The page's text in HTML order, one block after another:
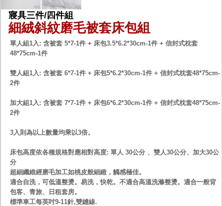
寢具三件/四件組
細絨斜紋磨毛被套床包組
單人組1入: 含被套 5*7-1件 + 床包3.5*6.2*30cm-1件 + 信封式枕套
48*75cm-1件
雙人組1入: 含被套 6*7-1件 + 床包5*6.2*30cm-1件 + 信封式枕套48*75cm-
2件
加大組1入: 含被套 7*7-1件 + 床包6*6.2*30cm-1件 + 信封式枕套48*75cm-
2件
3入則為以上數量均乘以3倍。
床包高度依各種規格對應相對高度: 單人 30公分 、雙人30公分、加大30公
分
超細纖維經磨毛加工如桃皮般細緻，觸感極佳。
適合自洗，可低溫整燙。易洗，快乾。不適合高溫洗滌整燙。適合一般背
包客、青旅、日租套房。
標準車工每英吋9-11針,雙縫線.